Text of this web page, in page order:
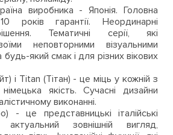
виробника - Японія. Головна
років гарантії. Неординарні
Тематичні серії, які
неповторними візуальними
який смак і для різних вікових
і Titan (Тітан) - це міць у кожній з
якість. Сучасні дизайни
виконанні.
- це представницькі італійські
зовнішній вигляд,